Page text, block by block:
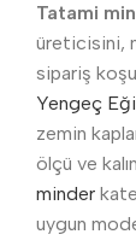
Tatami
üreticisini,
sipariş
Yengeç
zemin
ölçü ve
minder
uygun